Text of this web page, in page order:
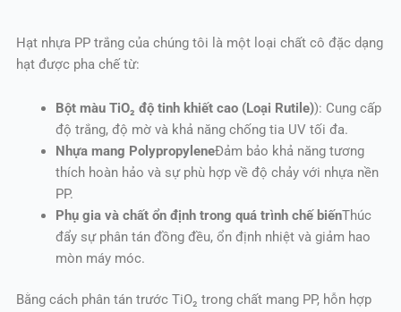
Hạt nhựa PP trắng của chúng tôi là một loại chất cô đặc dạng
hạt được pha chế từ:
Bột màu TiO₂ độ tinh khiết cao (Loại Rutile)): Cung cấp
độ trắng, độ mờ và khả năng chống tia UV tối đa.
Nhựa mang PolypropyleneĐảm bảo khả năng tương
thích hoàn hảo và sự phù hợp về độ chảy với nhựa nền
PP.
Phụ gia và chất ổn định trong quá trình chế biếnThúc
đẩy sự phân tán đồng đều, ổn định nhiệt và giảm hao
mòn máy móc.
Bằng cách phân tán trước TiO₂ trong chất mang PP, hỗn hợp